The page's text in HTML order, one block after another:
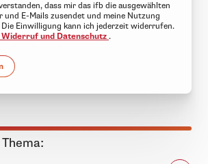
dass mir das ifb die ausgewählten
und E-Mails zusendet und meine Nutzung
Einwilligung kann ich jederzeit widerrufen.
Widerruf und Datenschutz .